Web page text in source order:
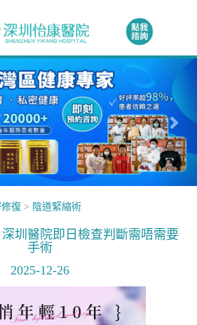
復 > 陰道緊縮術
圳醫院即日檢查判斷需唔需要
手術
2025-12-26